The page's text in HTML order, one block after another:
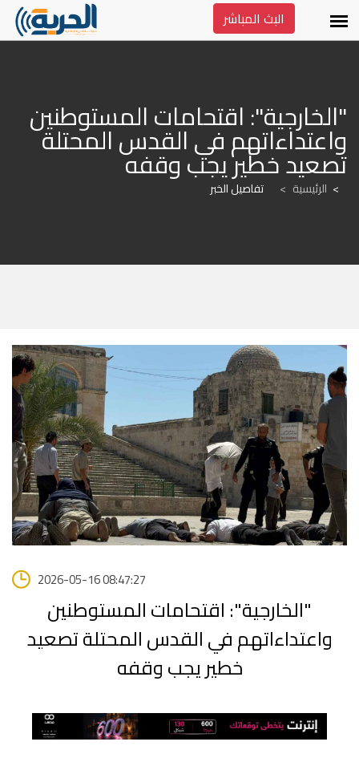
البث المباشر
واعتداءاتهم في القدس المحتلة
تصعيد خطير يجب وقفه
الرئيسية > تفاصيل الخبر
2026-05-16 08:47:27
"الخارجية": اقتحامات المستوطنين
واعتداءاتهم في القدس المحتلة تصعيد
خطير يجب وقفه